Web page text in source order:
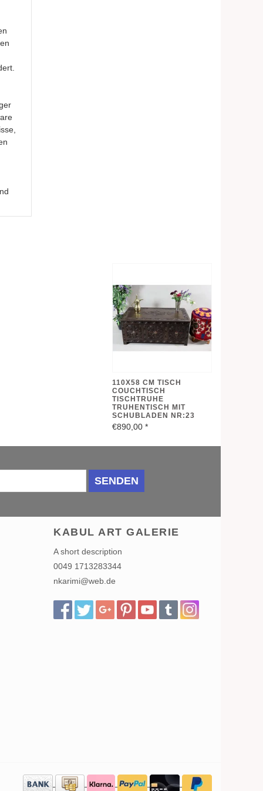
110X58 CM TISCH
COUCHTISCH
TISCHTRUHE
TRUHENTISCH MIT
SCHUBLADEN NR:23
€890,00 *
SENDEN
KABUL ART GALERIE
A short description
0049 1713283344
nkarimi@web.de